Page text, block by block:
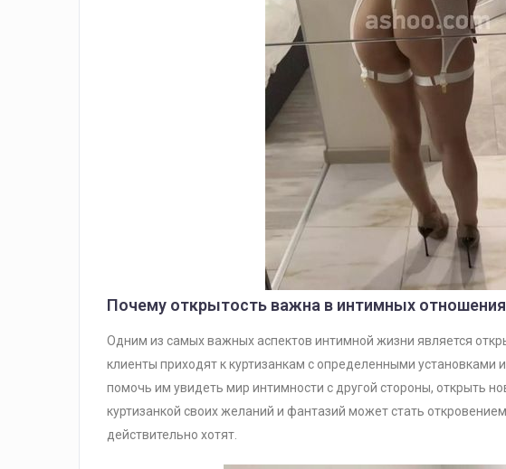
Почему открытость важна в интимных
Одним из самых важных аспектов интимной жизни является
клиенты приходят к куртизанкам с определенными установками
помочь им увидеть мир интимности с другой стороны, открыть
куртизанкой своих желаний и фантазий может стать
действительно хотят.